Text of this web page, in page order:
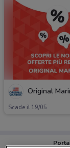
Original
Scade il 19/05